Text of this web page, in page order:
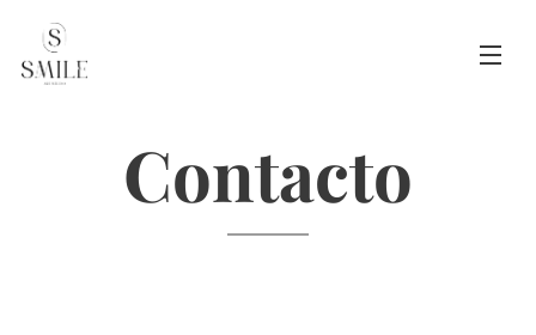
Contacto